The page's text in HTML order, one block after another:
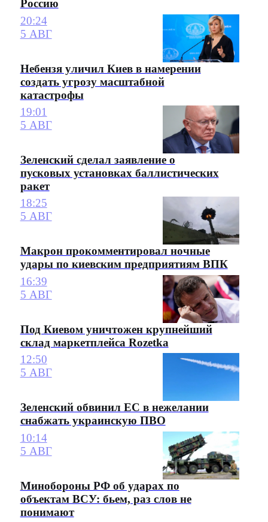
Россию
20:24
5 АВГ
Небензя уличил Киев в намерении
создать угрозу масштабной
катастрофы
19:01
5 АВГ
Зеленский сделал заявление о
пусковых установках баллистических
ракет
18:25
5 АВГ
Макрон прокомментировал ночные
удары по киевским предприятиям ВПК
16:39
5 АВГ
Под Киевом уничтожен крупнейший
склад маркетплейса Rozetka
12:50
5 АВГ
Зеленский обвинил ЕС в нежелании
снабжать украинскую ПВО
10:14
5 АВГ
Минобороны РФ об ударах по
объектам ВСУ: бьем, раз слов не
понимают